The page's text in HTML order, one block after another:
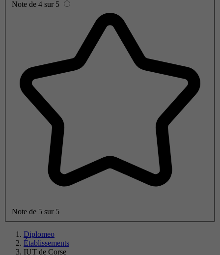
Note de 4 sur 5
Note de 5 sur 5
Diplomeo
Établissements
IUT de Corse